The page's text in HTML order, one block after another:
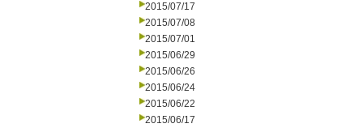
2015/07/17
2015/07/08
2015/07/01
2015/06/29
2015/06/26
2015/06/24
2015/06/22
2015/06/17